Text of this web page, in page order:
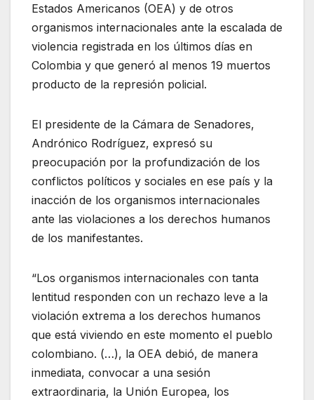
Estados Americanos (OEA) y de otros
organismos internacionales ante la escalada de
violencia registrada en los últimos días en
Colombia y que generó al menos 19 muertos
producto de la represión policial.
El presidente de la Cámara de Senadores,
Andrónico Rodríguez, expresó su
preocupación por la profundización de los
conflictos políticos y sociales en ese país y la
inacción de los organismos internacionales
ante las violaciones a los derechos humanos
de los manifestantes.
“Los organismos internacionales con tanta
lentitud responden con un rechazo leve a la
violación extrema a los derechos humanos
que está viviendo en este momento el pueblo
colombiano. (…), la OEA debió, de manera
inmediata, convocar a una sesión
extraordinaria, la Unión Europea, los